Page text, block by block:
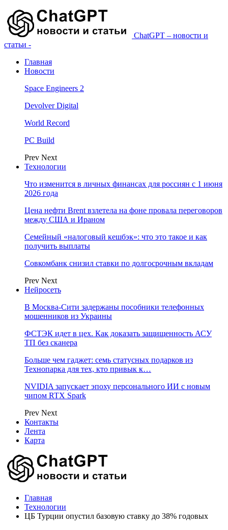
ChatGPT – новости и
статьи -
Главная
Новости
Space Engineers 2
Devolver Digital
World Record
PC Build
Prev Next
Технологии
Что изменится в личных финансах для россиян с 1 июня
2026 года
Цена нефти Brent взлетела на фоне провала переговоров
между США и Ираном
Семейный «налоговый кешбэк»: что это такое и как
получить выплаты
Совкомбанк снизил ставки по долгосрочным вкладам
Prev Next
Нейросеть
В Москва-Сити задержаны пособники телефонных
мошенников из Украины
ФСТЭК идет в цех. Как доказать защищенность АСУ
ТП без сканера
Больше чем гаджет: семь статусных подарков из
Технопарка для тех, кто привык к…
NVIDIA запускает эпоху персонального ИИ с новым
чипом RTX Spark
Prev Next
Контакты
Лента
Карта
Главная
Технологии
ЦБ Турции опустил базовую ставку до 38% годовых